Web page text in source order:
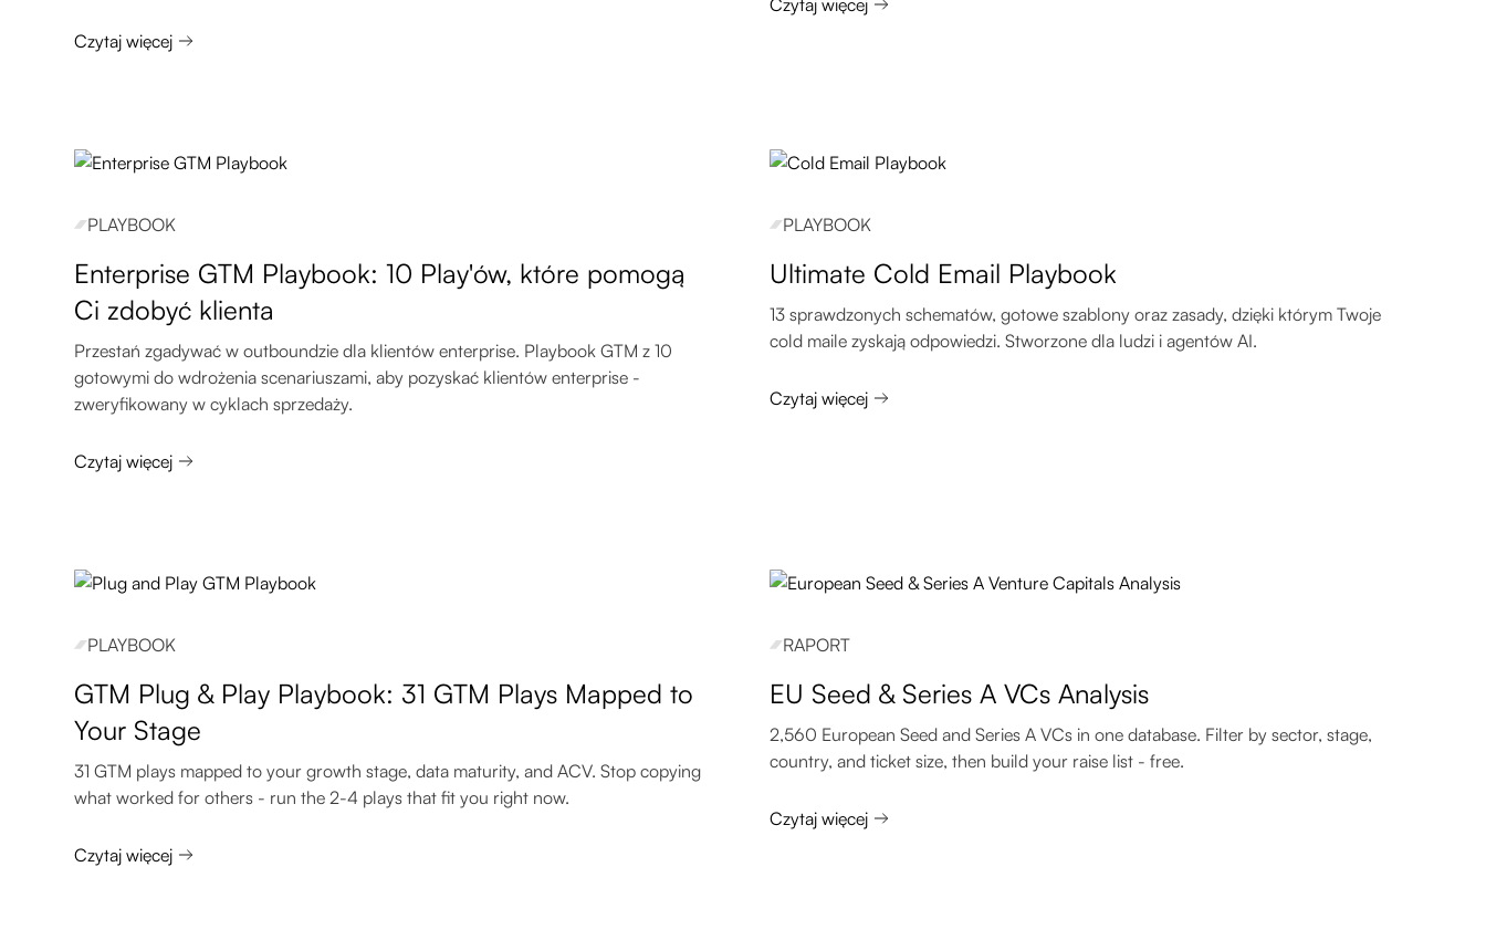
Czytaj więcej
Czytaj więcej
PLAYBOOK
Enterprise GTM Playbook: 10 Play'ów, które pomogą
Ci zdobyć klienta
Przestań zgadywać w outboundzie dla klientów enterprise. Playbook GTM z 10
gotowymi do wdrożenia scenariuszami, aby pozyskać klientów enterprise -
zweryfikowany w cyklach sprzedaży.
Czytaj więcej
PLAYBOOK
Ultimate Cold Email Playbook
13 sprawdzonych schematów, gotowe szablony oraz zasady, dzięki którym Twoje
cold maile zyskają odpowiedzi. Stworzone dla ludzi i agentów AI.
Czytaj więcej
PLAYBOOK
GTM Plug & Play Playbook: 31 GTM Plays Mapped to
Your Stage
31 GTM plays mapped to your growth stage, data maturity, and ACV. Stop copying
what worked for others - run the 2-4 plays that fit you right now.
Czytaj więcej
RAPORT
EU Seed & Series A VCs Analysis
2,560 European Seed and Series A VCs in one database. Filter by sector, stage,
country, and ticket size, then build your raise list - free.
Czytaj więcej